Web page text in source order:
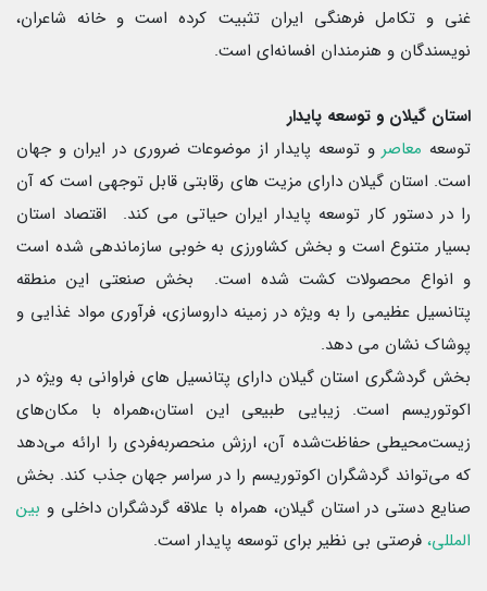
غنی و تکامل فرهنگی ایران تثبیت کرده است و خانه شاعران،
نویسندگان و هنرمندان افسانه‌ای است.
استان گیلان و توسعه پایدار
توسعه معاصر و توسعه پایدار از موضوعات ضروری در ایران و جهان
است. استان گیلان دارای مزیت های رقابتی قابل توجهی است که آن
را در دستور کار توسعه پایدار ایران حیاتی می کند. اقتصاد استان
بسیار متنوع است و بخش کشاورزی به خوبی سازماندهی شده است
و انواع محصولات کشت شده است. بخش صنعتی این منطقه
پتانسیل عظیمی را به ویژه در زمینه داروسازی، فرآوری مواد غذایی و
پوشاک نشان می دهد.
بخش گردشگری استان گیلان دارای پتانسیل های فراوانی به ویژه در
اکوتوریسم است. زیبایی طبیعی این استان،همراه با مکان‌های
زیست‌محیطی حفاظت‌شده آن، ارزش منحصربه‌فردی را ارائه می‌دهد
که می‌تواند گردشگران اکوتوریسم را در سراسر جهان جذب کند. بخش
صنایع دستی در استان گیلان، همراه با علاقه گردشگران داخلی و بین
المللی، فرصتی بی نظیر برای توسعه پایدار است.